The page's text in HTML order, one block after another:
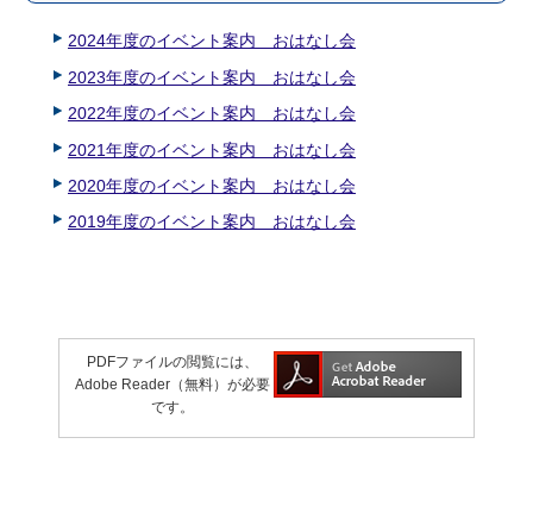
2024年度のイベント案内 おはなし会
2023年度のイベント案内 おはなし会
2022年度のイベント案内 おはなし会
2021年度のイベント案内 おはなし会
2020年度のイベント案内 おはなし会
2019年度のイベント案内 おはなし会
PDFファイルの閲覧には、
Adobe Reader（無料）が必要
です。